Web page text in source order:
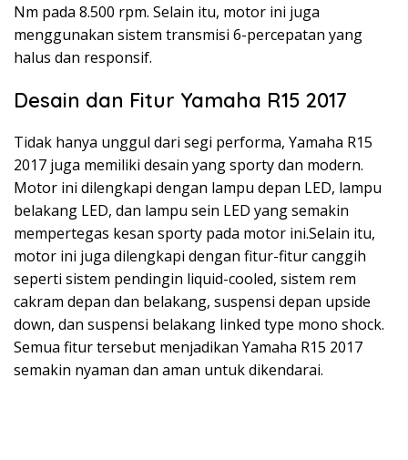
Nm pada 8.500 rpm. Selain itu, motor ini juga
menggunakan sistem transmisi 6-percepatan yang
halus dan responsif.
Desain dan Fitur Yamaha R15 2017
Tidak hanya unggul dari segi performa, Yamaha R15
2017 juga memiliki desain yang sporty dan modern.
Motor ini dilengkapi dengan lampu depan LED, lampu
belakang LED, dan lampu sein LED yang semakin
mempertegas kesan sporty pada motor ini.Selain itu,
motor ini juga dilengkapi dengan fitur-fitur canggih
seperti sistem pendingin liquid-cooled, sistem rem
cakram depan dan belakang, suspensi depan upside
down, dan suspensi belakang linked type mono shock.
Semua fitur tersebut menjadikan Yamaha R15 2017
semakin nyaman dan aman untuk dikendarai.